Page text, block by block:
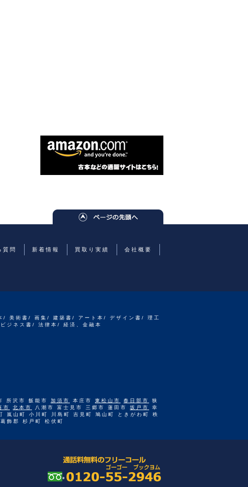
質問 新着情報 買取り実績 会社概要
美術書/ 画集/ 建築書/ アート本/ デザイン書/ 理工
ジネス書/ 法律本/ 経済、金融本
所沢市 飯能市 加須市 本庄市 東松山市 春日部市
狭
市 北本市 八潮市 富士見市 三郷市 蓮田市 坂戸市
幸
嵐山町 小川町 川島町 吉見町 鳩山町 ときがわ町 秩
飾郡 杉戸町 松伏町